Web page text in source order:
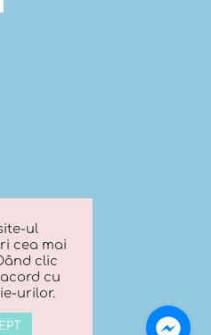
ul
cea mai
clic
acord cu
urilor.